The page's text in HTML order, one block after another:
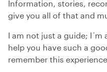
Information, stories,
give you all of that and
I am not just a guide;
help you have such a
remember this